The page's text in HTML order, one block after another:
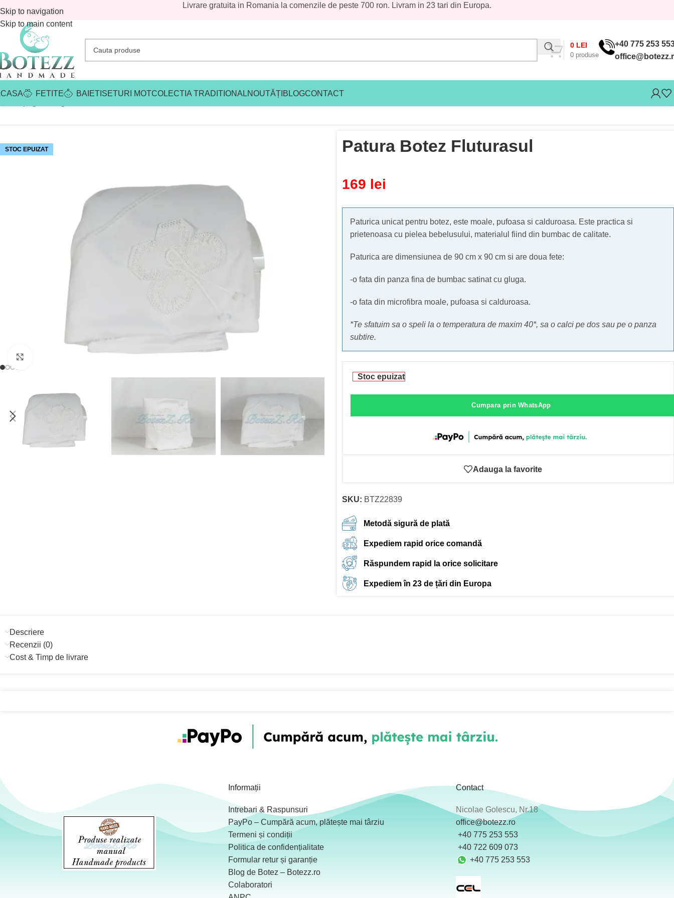
Skip to navigation
Skip to main content
Livrare gratuita in Romania la comenzile de peste 700 ron. Livram in 23 tari din Europa.
0 produse
0 LEI
+40 775 253
FETITE BAIETI SETURI MOTCOLECTIA TRADITIONALNOUTĂȚI BLOGCONTACT
STOC EPUIZAT Patura Botez Fluturasul
169 lei
Paturica unicat pentru botez, este moale, pufoasa si calduroasa. Este practica si
prietenoasa cu pielea bebelusului, materialul fiind din bumbac de calitate.
Paturica are dimensiunea de 90 cm x 90 cm si are doua fete:
-o fata din panza fina de bumbac satinat cu gluga.
-o fata din microfibra moale, pufoasa si calduroasa.
*Te sfatuim sa o speli la o temperatura de maxim 40*, sa o calci pe dos sau pe o panza
subtire.
Stoc epuizat
Cumpara prin WhatsApp
Adauga la favorite
SKU: BTZ22839
Metodă sigură de plată
Expediem rapid orice comandă
Răspundem rapid la orice solicitare
Expediem în 23 de țări din Europa
Descriere
Recenzii (0)
Cost & Timp de livrare
Informații
Intrebari & Raspunsuri
PayPo – Cumpără acum, plătește mai târziu
Termeni și condiții
Politica de confidențialitate
Formular retur și garanție
Blog de Botez – Botezz.ro
Colaboratori
Contact
Nicolae Golescu, Nr.18
office@botezz.ro
+40 775 253 553
‪ +40 722 609 073
+40 775 253 553